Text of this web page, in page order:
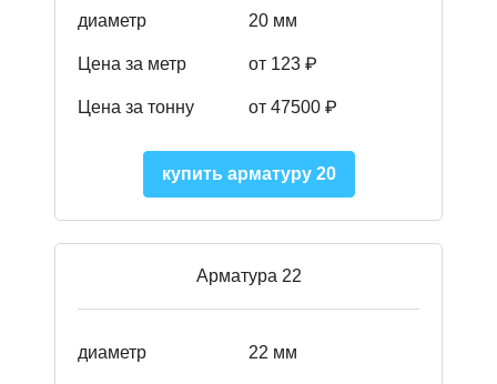
диаметр 20 мм
Цена за метр от 123 ₽
Цена за тонну от 47500 ₽
купить арматуру 20
Арматура 22
диаметр 22 мм